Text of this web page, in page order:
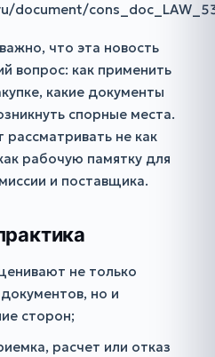
document/
что эта новость
вопрос: как применить
какие документы
спорные места.
не как
рабочую памятку для
и поставщика.
не только
но и
сторон;
расчет или отказ